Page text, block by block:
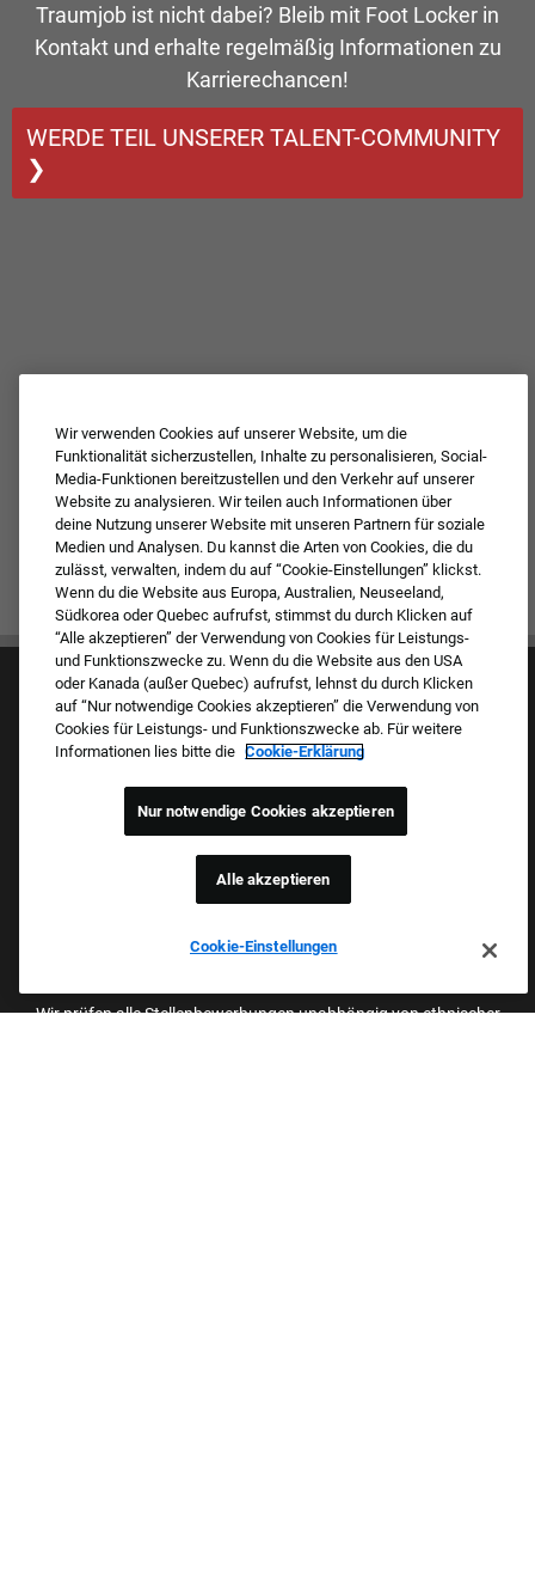
Traumjob ist nicht dabei? Bleib mit Foot Locker in
Kontakt und erhalte regelmäßig Informationen zu
Karrierechancen!
WERDE TEIL UNSERER TALENT-COMMUNITY
❯
Kultur & Werte
Unsere Marken
Zurückkehrender Bewerber
FAQ – Häufig gestellte Fragen
Stolzer Arbeitgeber Mit Beruflicher
Wir prüfen alle Stellenbewerbungen unabhängig von ethnischer
Wir verwenden Cookies auf unserer Website, um die
Funktionalität sicherzustellen, Inhalte zu personalisieren, Social-
Media-Funktionen bereitzustellen und den Verkehr auf unserer
Website zu analysieren. Wir teilen auch Informationen über
deine Nutzung unserer Website mit unseren Partnern für soziale
Medien und Analysen. Du kannst die Arten von Cookies, die du
zulässt, verwalten, indem du auf “Cookie-Einstellungen” klickst.
Wenn du die Website aus Europa, Australien, Neuseeland,
Südkorea oder Quebec aufrufst, stimmst du durch Klicken auf
“Alle akzeptieren” der Verwendung von Cookies für Leistungs-
und Funktionszwecke zu. Wenn du die Website aus den USA
oder Kanada (außer Quebec) aufrufst, lehnst du durch Klicken
auf “Nur notwendige Cookies akzeptieren” die Verwendung von
Cookies für Leistungs- und Funktionszwecke ab. Für weitere
Informationen lies bitte die Cookie-Erklärung
Cookie-Einstellungen
Nur notwendige Cookies akzeptieren
Alle akzeptieren